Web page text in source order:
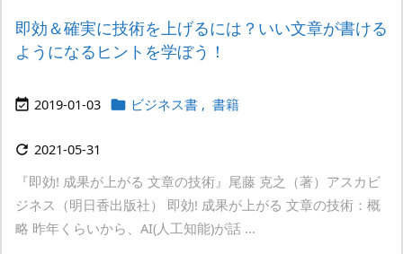
即効＆確実に技術を上げるには？いい文章が書ける
ようになるヒントを学ぼう！
 2019-01-03  ビジネス書 , 書籍
 2021-05-31
『即効! 成果が上がる 文章の技術』尾藤 克之（著）アスカビ
ジネス（明日香出版社） 即効! 成果が上がる 文章の技術：概
略 昨年くらいから、AI(人工知能)が話 ...